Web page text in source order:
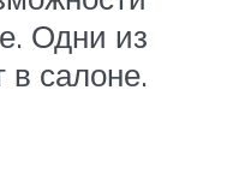
Одни из
салоне.